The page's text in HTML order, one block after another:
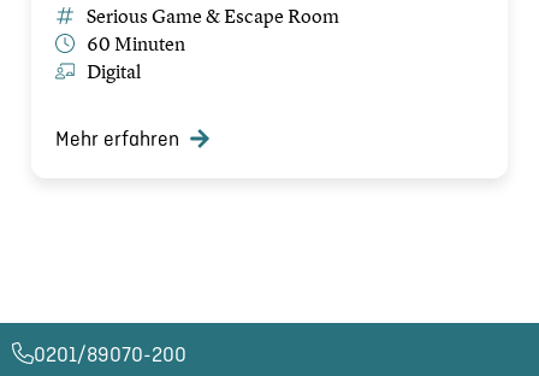
Serious Game & Escape Room
60 Minuten
Digital
Mehr erfahren
0201/89070-200​